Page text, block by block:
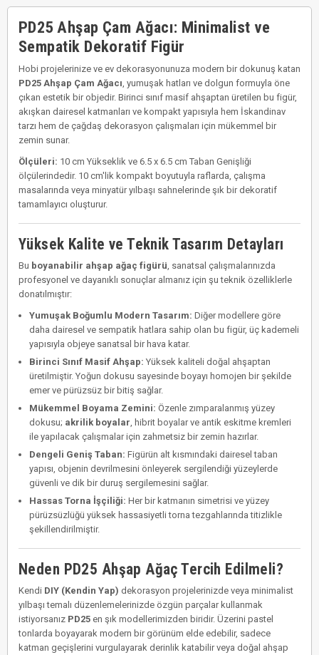
PD25 Ahşap Çam Ağacı: Minimalist ve
Sempatik Dekoratif Figür
Hobi projelerinize ve ev dekorasyonunuza modern bir dokunuş katan
PD25 Ahşap Çam Ağacı , yumuşak hatları ve dolgun formuyla öne
çıkan estetik bir objedir. Birinci sınıf masif ahşaptan üretilen bu figür,
akışkan dairesel katmanları ve kompakt yapısıyla hem İskandinav
tarzı hem de çağdaş dekorasyon çalışmaları için mükemmel bir
zemin sunar.
Ölçüleri: 10 cm Yükseklik ve 6.5 x 6.5 cm Taban Genişliği
ölçülerindedir. 10 cm'lik kompakt boyutuyla raflarda, çalışma
masalarında veya minyatür yılbaşı sahnelerinde şık bir dekoratif
tamamlayıcı oluşturur.
Yüksek Kalite ve Teknik Tasarım Detayları
Bu boyanabilir ahşap ağaç figürü , sanatsal çalışmalarınızda
profesyonel ve dayanıklı sonuçlar almanız için şu teknik özelliklerle
donatılmıştır:
Yumuşak Boğumlu Modern Tasarım: Diğer modellere göre
daha dairesel ve sempatik hatlara sahip olan bu figür, üç kademeli
yapısıyla objeye sanatsal bir hava katar.
Birinci Sınıf Masif Ahşap: Yüksek kaliteli doğal ahşaptan
üretilmiştir. Yoğun dokusu sayesinde boyayı homojen bir şekilde
emer ve pürüzsüz bir bitiş sağlar.
Mükemmel Boyama Zemini: Özenle zımparalanmış yüzey
dokusu; akrilik boyalar , hibrit boyalar ve antik eskitme kremleri
ile yapılacak çalışmalar için zahmetsiz bir zemin hazırlar.
Dengeli Geniş Taban: Figürün alt kısmındaki dairesel taban
yapısı, objenin devrilmesini önleyerek sergilendiği yüzeylerde
güvenli ve dik bir duruş sergilemesini sağlar.
Hassas Torna İşçiliği: Her bir katmanın simetrisi ve yüzey
pürüzsüzlüğü yüksek hassasiyetli torna tezgahlarında titizlikle
şekillendirilmiştir.
Neden PD25 Ahşap Ağaç Tercih Edilmeli?
Kendi DIY (Kendin Yap) dekorasyon projelerinizde veya minimalist
yılbaşı temalı düzenlemelerinizde özgün parçalar kullanmak
istiyorsanız PD25 en şık modellerimizden biridir. Üzerini pastel
tonlarda boyayarak modern bir görünüm elde edebilir, sadece
katman geçişlerini vurgulayarak derinlik katabilir veya doğal ahşap